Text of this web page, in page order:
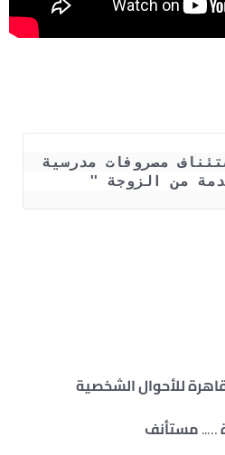
من الزوجة "
للأحوال الشخصية
…..مستأنف